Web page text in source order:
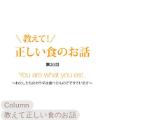
Column
教えて正しい食のお話